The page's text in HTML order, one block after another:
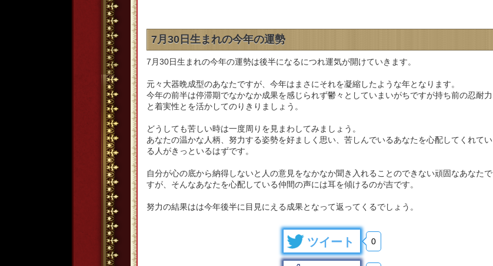
7月30日生まれの今年の運勢
7月30日生まれの今年の運勢は後半になるにつれ運気が開けていきます。
元々大器晩成型のあなたですが、今年はまさにそれを凝縮したような年となります。
今年の前半は停滞期でなかなか成果を感じられず鬱々としていまいがちですが持ち前の忍耐力
と着実性とを活かしてのりきりましょう。
どうしても苦しい時は一度周りを見まわしてみましょう。
あなたの温かな人柄、努力する姿勢を好ましく思い、苦しんでいるあなたを心配してくれてい
る人がきっといるはずです。
自分が心の底から納得しないと人の意見をなかなか聞き入れることのできない頑固なあなたで
すが、そんなあなたを心配している仲間の声には耳を傾けるのが吉です。
努力の結果はは今年後半に目見にえる成果となって返ってくるでしょう。
ツイート 0